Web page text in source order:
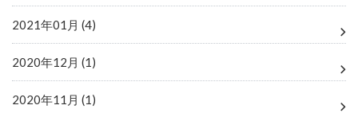
2021年01月 (4)
2020年12月 (1)
2020年11月 (1)